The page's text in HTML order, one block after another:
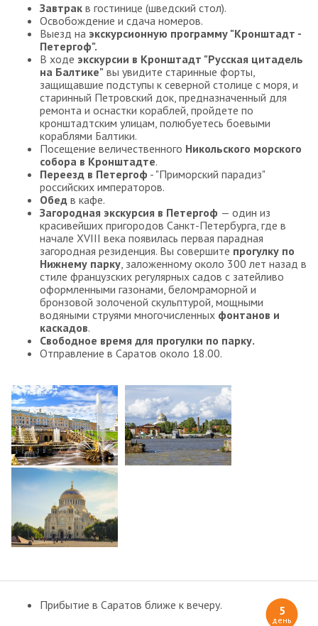
Завтрак в гостинице (шведский стол).
Освобождение и сдача номеров.
Выезд на экскурсионную программу "Кронштадт -
Петергоф".
В ходе экскурсии в Кронштадт "Русская цитадель
на Балтике" вы увидите старинные форты,
защищавшие подступы к северной столице с моря, и
старинный Петровский док, предназначенный для
ремонта и оснастки кораблей, пройдете по
кронштадтским улицам, полюбуетесь боевыми
кораблями Балтики.
Посещение величественного Никольского морского
собора в Кронштадте.
Переезд в Петергоф - "Приморский парадиз"
российских императоров.
Обед в кафе.
Загородная экскурсия в Петергоф — один из
красивейших пригородов Санкт-Петербурга, где в
начале XVIII века появилась первая парадная
загородная резиденция. Вы совершите прогулку по
Нижнему парку, заложенному около 300 лет назад в
стиле французских регулярных садов с затейливо
оформленными газонами, беломраморной и
бронзовой золоченой скульптурой, мощными
водяными струями многочисленных фонтанов и
каскадов.
Свободное время для прогулки по парку.
Отправление в Саратов около 18.00.
5
день
Прибытие в Саратов ближе к вечеру.